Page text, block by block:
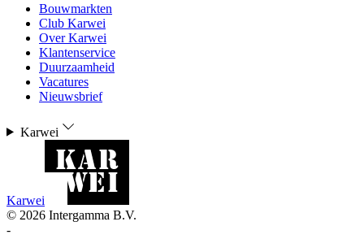
Bouwmarkten
Club Karwei
Over Karwei
Klantenservice
Duurzaamheid
Vacatures
Nieuwsbrief
Karwei
Karwei
© 2026 Intergamma B.V.
-